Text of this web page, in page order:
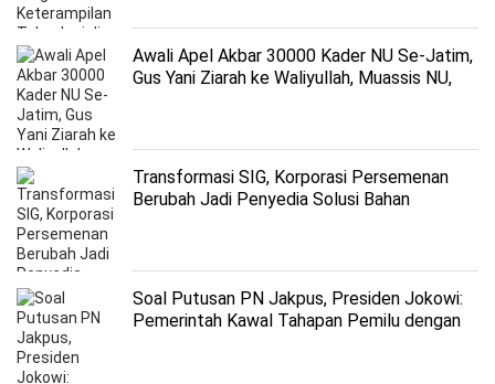
Awali Apel Akbar 30000 Kader NU Se-Jatim,
Gus Yani Ziarah ke Waliyullah, Muassis NU,
Transformasi SIG, Korporasi Persemenan
Berubah Jadi Penyedia Solusi Bahan
Soal Putusan PN Jakpus, Presiden Jokowi:
Pemerintah Kawal Tahapan Pemilu dengan